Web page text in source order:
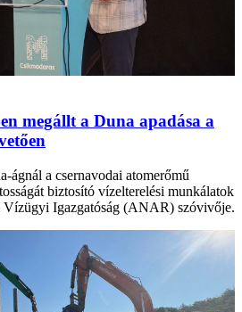
megállt a Duna apadása a
ágnál a csernavodai atomerőmű
biztosító vízelterelési munkálatok
Vízügyi Igazgatóság (ANAR) szóvivője.